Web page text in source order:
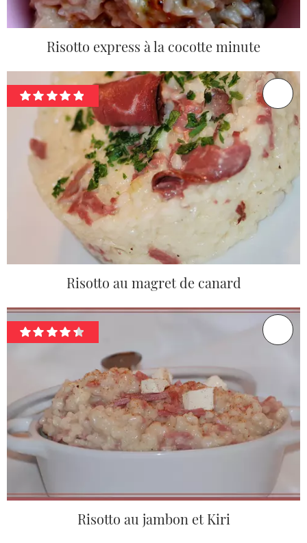
Risotto express à la cocotte minute
Risotto au magret de canard
Risotto au jambon et Kiri